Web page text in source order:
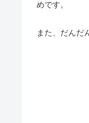
めです。
また、だんだ